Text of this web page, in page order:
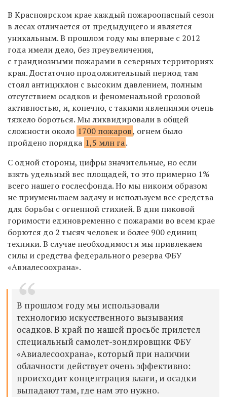
В Красноярском крае каждый пожароопасный сезон
в лесах отличается от предыдущего иявляется
уникальным. В прошлом году мы впервые с 2012
года имели дело, без преувеличения,
с грандиозными пожарами в северных территориях
края. Достаточно продолжительный период там
стоял антициклон с высоким давлением, полным
отсутствием осадков и феноменальной грозовой
активностью, и, конечно, с такими явлениями очень
тяжело бороться. Мыликвидировали в общей
сложности около 1700 пожаров, огнем было
пройдено порядка 1,5 млн га.
С одной стороны, цифры значительные, но если
взять удельный вес площадей, то это примерно 1%
всего нашего гослесфонда. Но мы никоим образом
не приуменьшаем задачу и используем все средства
для борьбы с огненной стихией. В дни пиковой
горимости единовременно с пожарами во всем крае
борются до 2 тысяч человек и более 900 единиц
техники. В случае необходимости мы привлекаем
силы и средства федерального резерва ФБУ
«Авиалесоохрана».
В прошлом году мы использовали
технологию искусственного вызывания
осадков. В край по нашей просьбе прилетел
специальный самолет-зондировщик ФБУ
«Авиалесоохрана», который при наличии
облачности действует очень эффективно:
происходит концентрация влаги, и осадки
выпадают там, где нам это нужно.